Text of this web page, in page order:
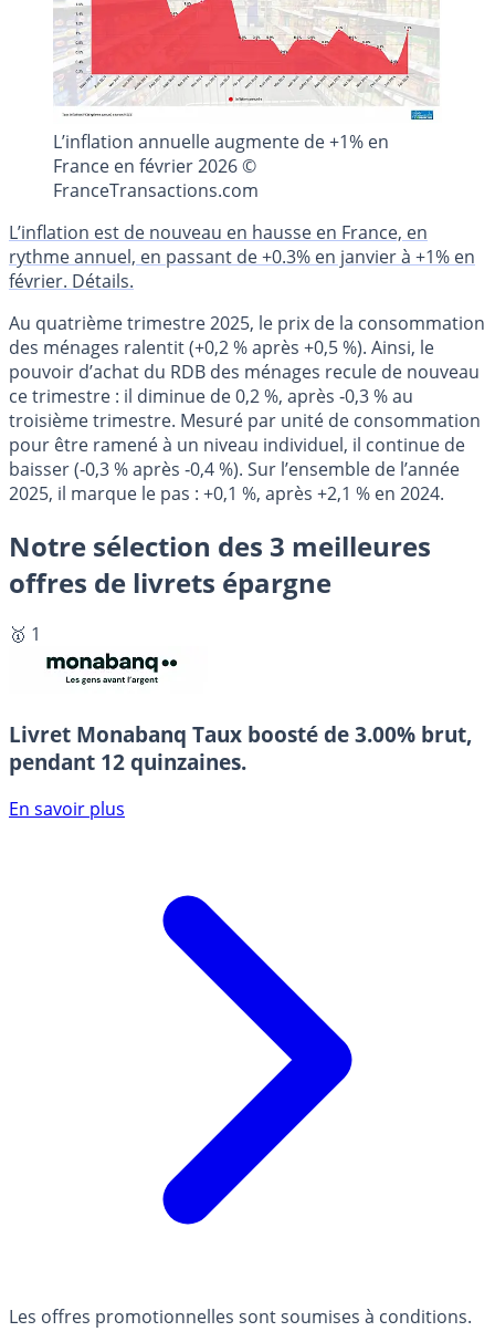
L’inflation annuelle augmente de +1% en
France en février 2026 ©
FranceTransactions.com
L’inflation est de nouveau en hausse en France, en
rythme annuel, en passant de +0.3% en janvier à +1% en
février. Détails.
Au quatrième trimestre 2025, le prix de la consommation
des ménages ralentit (+0,2 % après +0,5 %). Ainsi, le
pouvoir d’achat du RDB des ménages recule de nouveau
ce trimestre : il diminue de 0,2 %, après ‑0,3 % au
troisième trimestre. Mesuré par unité de consommation
pour être ramené à un niveau individuel, il continue de
baisser (‑0,3 % après ‑0,4 %). Sur l’ensemble de l’année
2025, il marque le pas : +0,1 %, après +2,1 % en 2024.
Notre sélection des 3 meilleures
offres de livrets épargne
🥇 1
Livret Monabanq Taux boosté de 3.00% brut,
pendant 12 quinzaines.
En savoir plus
Les offres promotionnelles sont soumises à conditions.